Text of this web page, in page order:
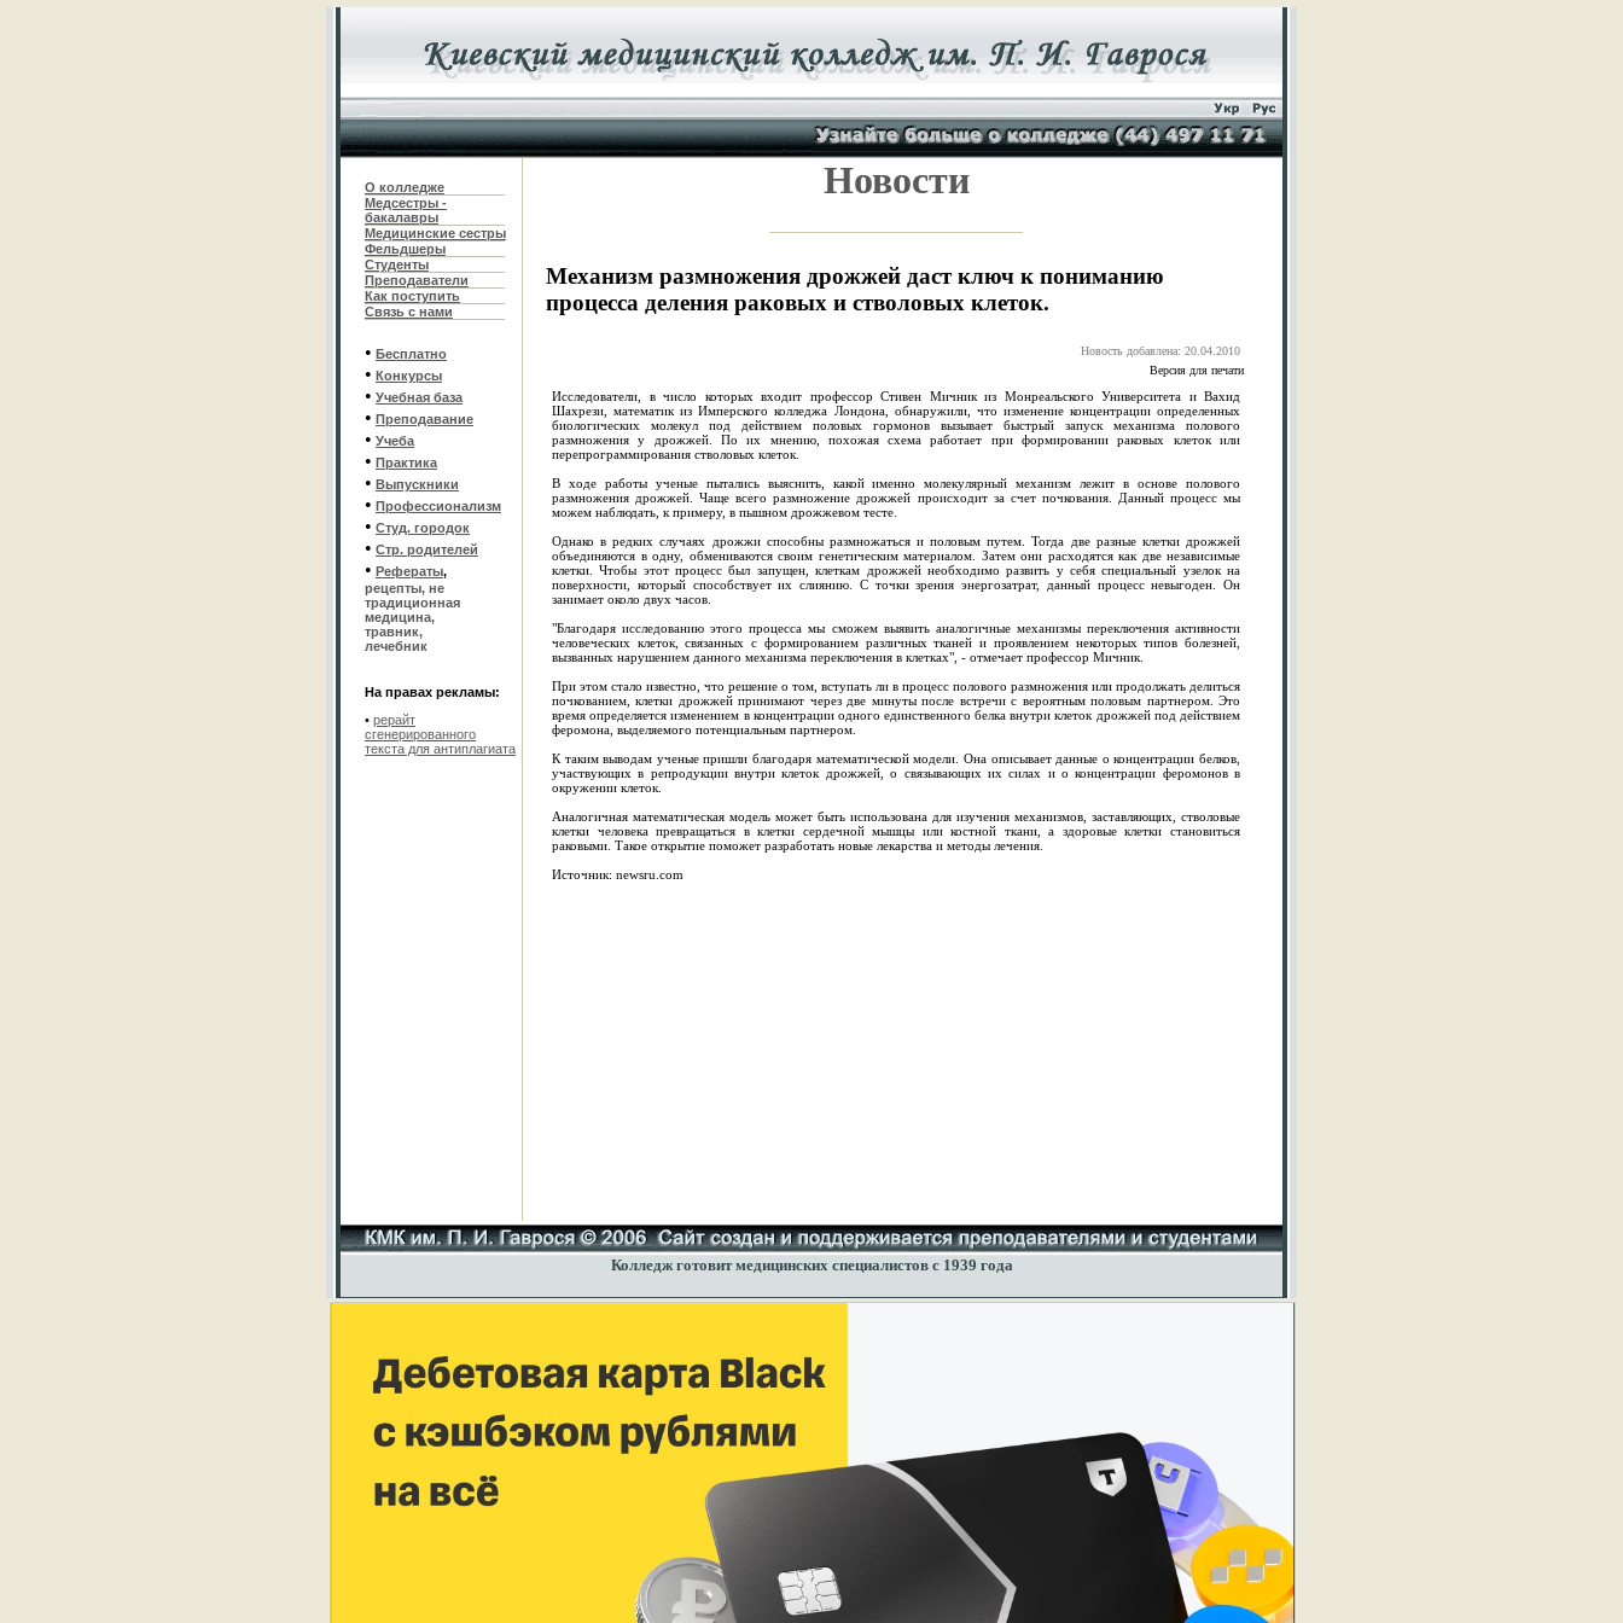
О колледже
Медсестры -
бакалавры
Медицинские сестры
Фельдшеры
Студенты
Преподаватели
Как поступить
Связь с нами
• Бесплатно
• Конкурсы
• Учебная база
• Преподавание
• Учеба
• Практика
• Выпускники
• Профессионализм
• Студ. городок
• Стр. родителей
• Рефераты,
рецепты, не
традиционная
медицина,
травник,
лечебник
На правах рекламы:
• рерайт
сгенерированного
текста для антиплагиата
Новости
Механизм размножения дрожжей даcт ключ к пониманию
процесса деления раковых и стволовых клеток.
Новость добавлена: 20.04.2010
Версия для печати
Исследователи, в число которых входит профессор Стивен Мичник из Монреальского Университета и Вахид
Шахрези, математик из Имперского колледжа Лондона, обнаружили, что изменение концентрации определенных
биологических молекул под действием половых гормонов вызывает быстрый запуск механизма полового
размножения у дрожжей. По их мнению, похожая схема работает при формировании раковых клеток или
перепрограммирования стволовых клеток.
В ходе работы ученые пытались выяснить, какой именно молекулярный механизм лежит в основе полового
размножения дрожжей. Чаще всего размножение дрожжей происходит за счет почкования. Данный процесс мы
можем наблюдать, к примеру, в пышном дрожжевом тесте.
Однако в редких случаях дрожжи способны размножаться и половым путем. Тогда две разные клетки дрожжей
объединяются в одну, обмениваются своим генетическим материалом. Затем они расходятся как две независимые
клетки. Чтобы этот процесс был запущен, клеткам дрожжей необходимо развить у себя специальный узелок на
поверхности, который способствует их слиянию. С точки зрения энергозатрат, данный процесс невыгоден. Он
занимает около двух часов.
"Благодаря исследованию этого процесса мы сможем выявить аналогичные механизмы переключения активности
человеческих клеток, связанных с формированием различных тканей и проявлением некоторых типов болезней,
вызванных нарушением данного механизма переключения в клетках", - отмечает профессор Мичник.
При этом стало известно, что решение о том, вступать ли в процесс полового размножения или продолжать делиться
почкованием, клетки дрожжей принимают через две минуты после встречи с вероятным половым партнером. Это
время определяется изменением в концентрации одного единственного белка внутри клеток дрожжей под действием
феромона, выделяемого потенциальным партнером.
К таким выводам ученые пришли благодаря математической модели. Она описывает данные о концентрации белков,
участвующих в репродукции внутри клеток дрожжей, о связывающих их силах и о концентрации феромонов в
окружении клеток.
Аналогичная математическая модель может быть использована для изучения механизмов, заставляющих, стволовые
клетки человека превращаться в клетки сердечной мышцы или костной ткани, а здоровые клетки становиться
раковыми. Такое открытие поможет разработать новые лекарства и методы лечения.
Источник: newsru.com
Колледж готовит медицинских специалистов с 1939 года